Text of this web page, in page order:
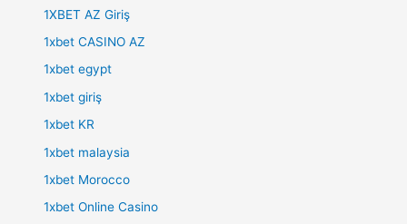
1XBET AZ Giriş
1xbet CASINO AZ
1xbet egypt
1xbet giriş
1xbet KR
1xbet malaysia
1xbet Morocco
1xbet Online Casino